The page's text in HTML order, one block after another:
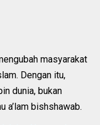
masyarakat
Dengan itu,
dunia, bukan
a’lam bishshawab.